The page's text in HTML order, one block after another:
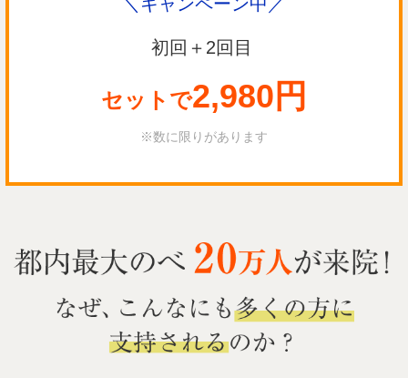
初回＋2回目
セットで2,980円
※数に限りがあります